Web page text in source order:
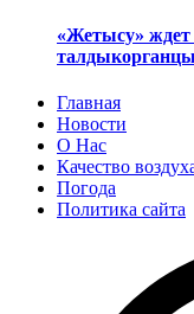
«Жетысу»
Главная
Новости
О Нас
Качество
Погода
Политика сайта